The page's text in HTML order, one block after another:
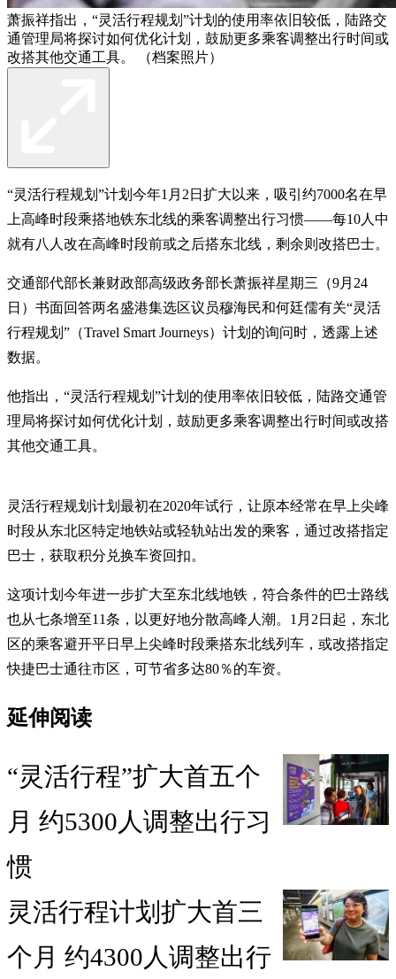
萧振祥指出，“灵活行程规划”计划的使用率依旧较低，陆路交
通管理局将探讨如何优化计划，鼓励更多乘客调整出行时间或
改搭其他交通工具。 （档案照片）
“灵活行程规划”计划今年1月2日扩大以来，吸引约7000名在早
上高峰时段乘搭地铁东北线的乘客调整出行习惯——每10人中
就有八人改在高峰时段前或之后搭东北线，剩余则改搭巴士。
交通部代部长兼财政部高级政务部长萧振祥星期三（9月24
日）书面回答两名盛港集选区议员穆海民和何廷儒有关“灵活
行程规划”（Travel Smart Journeys）计划的询问时，透露上述
数据。
他指出，“灵活行程规划”计划的使用率依旧较低，陆路交通管
理局将探讨如何优化计划，鼓励更多乘客调整出行时间或改搭
其他交通工具。
灵活行程规划计划最初在2020年试行，让原本经常在早上尖峰
时段从东北区特定地铁站或轻轨站出发的乘客，通过改搭指定
巴士，获取积分兑换车资回扣。
这项计划今年进一步扩大至东北线地铁，符合条件的巴士路线
也从七条增至11条，以更好地分散高峰人潮。1月2日起，东北
区的乘客避开平日早上尖峰时段乘搭东北线列车，或改搭指定
快捷巴士通往市区，可节省多达80％的车资。
延伸阅读
“灵活行程”扩大首五个
月 约5300人调整出行习
惯
灵活行程计划扩大首三
个月 约4300人调整出行